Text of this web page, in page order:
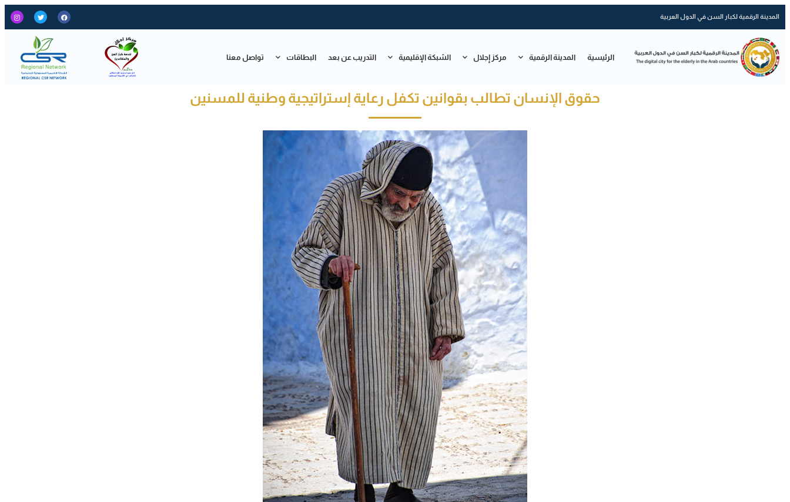
المدينة الرقمية لكبار السن في الدول العربية
الرئيسية المدينة الرقمية مركز إجلال الشبكة الإقليمية التدريب عن بعد البطاقات تواصل معنا
حقوق الإنسان تطالب بقوانين تكفل رعاية إستراتيجية وطنية للمسنين